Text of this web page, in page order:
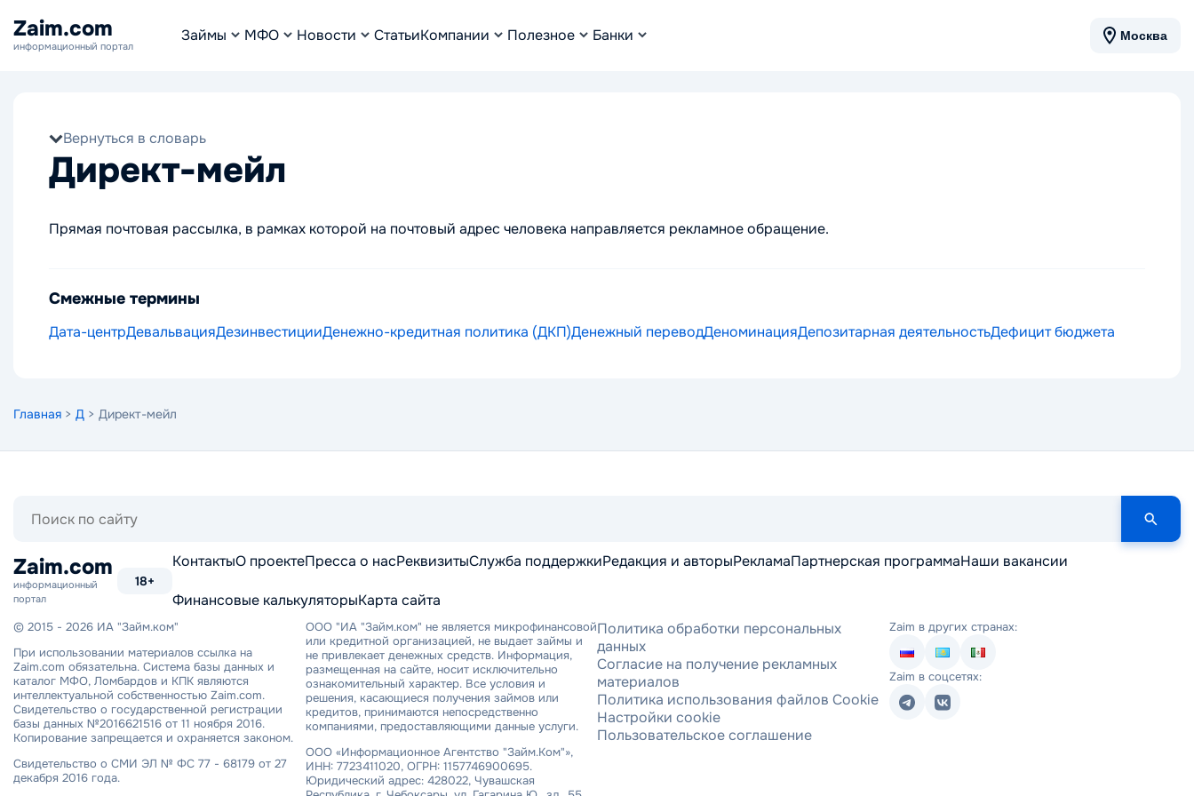
Zaim.com
информационный портал
Займы МФО Новости СтатьиКомпании Полезное Банки Москва
Вернуться в словарь
Директ-мейл
Прямая почтовая рассылка, в рамках которой на почтовый адрес человека направляется рекламное обращение.
Смежные термины
Дата-центрДевальвацияДезинвестицииДенежно-кредитная политика (ДКП)Денежный переводДеноминацияДепозитарная деятельностьДефицит бюджета
Главная > Д > Директ-мейл
Zaim.com
информационный
портал
18+
КонтактыО проектеПресса о насРеквизитыСлужба поддержкиРедакция и авторыРекламаПартнерская программаНаши вакансии
Финансовые калькуляторыКарта сайта
© 2015 - 2026 ИА "Займ.ком"
При использовании материалов ссылка на
Zaim.com обязательна. Система базы данных и
каталог МФО, Ломбардов и КПК являются
интеллектуальной собственностью Zaim.com.
Свидетельство о государственной регистрации
базы данных №2016621516 от 11 ноября 2016.
Копирование запрещается и охраняется законом.
Свидетельство о СМИ ЭЛ № ФС 77 - 68179 от 27
декабря 2016 года.
ООО "ИА "Займ.ком" не является микрофинансовой
или кредитной организацией, не выдает займы и
не привлекает денежных средств. Информация,
размещенная на сайте, носит исключительно
ознакомительный характер. Все условия и
решения, касающиеся получения займов или
кредитов, принимаются непосредственно
компаниями, предоставляющими данные услуги.
ООО «Информационное Агентство "Займ.Ком"»,
ИНН: 7723411020, ОГРН: 1157746900695.
Юридический адрес: 428022, Чувашская
Политика обработки персональных
данных
Согласие на получение рекламных
материалов
Политика использования файлов Cookie
Настройки cookie
Пользовательское соглашение
Zaim в других странах:
Zaim в соцсетях: